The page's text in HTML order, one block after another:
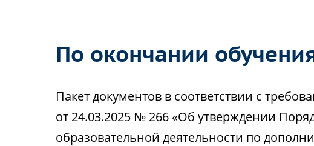
По окончании
Пакет документов в соответствии с
от 24.03.2025 № 266 «Об утверждении
образовательной деятельности по